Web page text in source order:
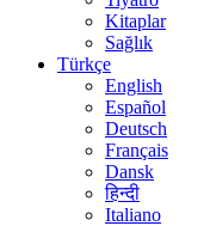
Kitaplar
Sağlık
Türkçe
English
Español
Deutsch
Français
Dansk
हिन्दी
Italiano